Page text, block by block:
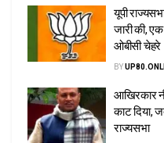
यूपी
जारी की,
ओबीसी चेहरे
BY
आखिरकार
काट दिया,
राज्यसभा